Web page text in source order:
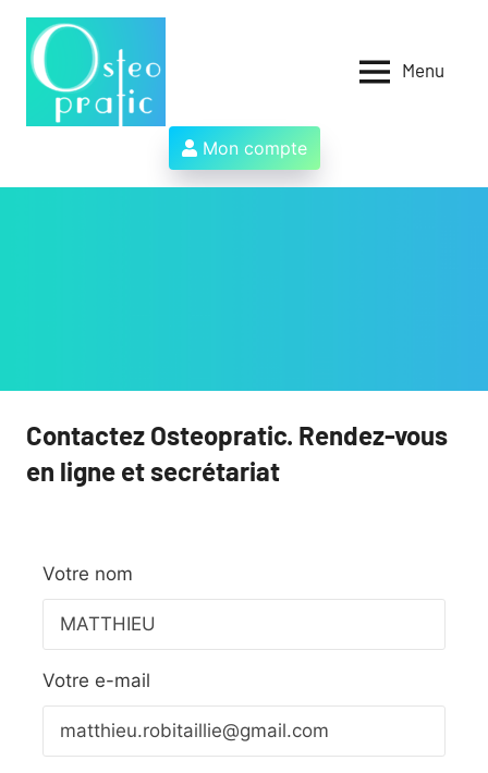
Aller
contenu
des
ostéopathes
et
Menu
Mon compte
Contactez Osteopratic. Rendez-vous
en ligne et secrétariat
Votre nom
Votre e-mail